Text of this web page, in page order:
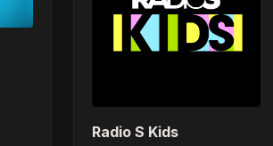
Radio S Kids